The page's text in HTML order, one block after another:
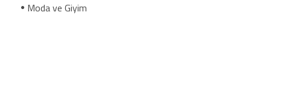
Moda ve Giyim